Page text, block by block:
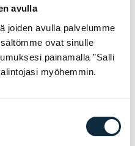
avulla
joiden avulla palvelumme
ovat sinulle
painamalla ”Salli
myöhemmin.
och servar